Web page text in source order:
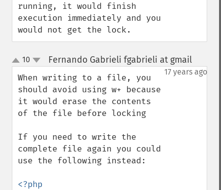
running, it would finish
execution immediately and you
would not get the lock.
up
down
10 Fernando Gabrieli fgabrieli at gmail¶
17 years ago
When writing to a file, you
should avoid using w+ because
it would erase the contents
of the file before locking
If you need to write the
complete file again you could
use the following instead:
<?php